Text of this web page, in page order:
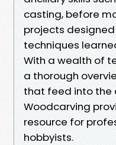
casting, before
projects
techniques
With a wealth of
a thorough
that feed into the
Woodcarving
resource for
hobbyists.